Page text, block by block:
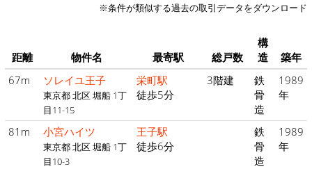
※条件が類似する過去の取引データをダウンロード
距離 物件名 最寄駅 総戸数
構
造
築年
67m
ソレイユ王子
東京都 北区 堀船 1丁
目11-15
栄町駅
徒歩5分
3階建
鉄
骨
造
1989
年
81m 小宮ハイツ
東京都 北区 堀船 1丁
目10-3
王子駅
徒歩6分
鉄
骨
造
1989
年